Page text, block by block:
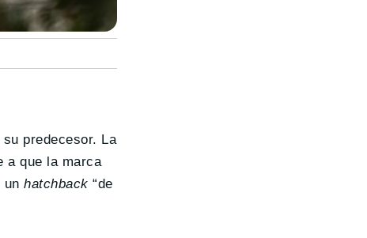
predecesor. La
a que la marca
unhatchback “de